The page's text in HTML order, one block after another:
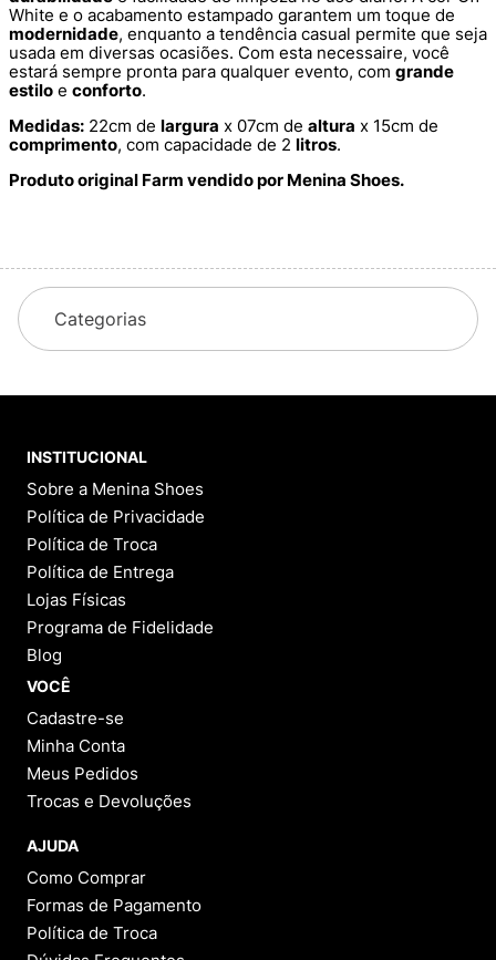
White e o acabamento estampado garantem um toque de
modernidade, enquanto a tendência casual permite que seja
usada em diversas ocasiões. Com esta necessaire, você
estará sempre pronta para qualquer evento, com grande
estilo e conforto.
Medidas: 22cm de largura x 07cm de altura x 15cm de
comprimento, com capacidade de 2 litros.
Produto original Farm vendido por Menina Shoes.
Lançamentos da Farm:
Complete seu Look: